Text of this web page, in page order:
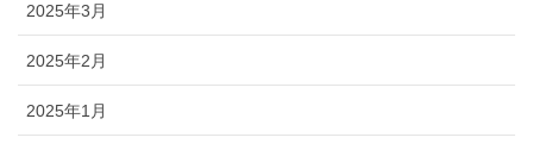
2025年3月
2025年2月
2025年1月